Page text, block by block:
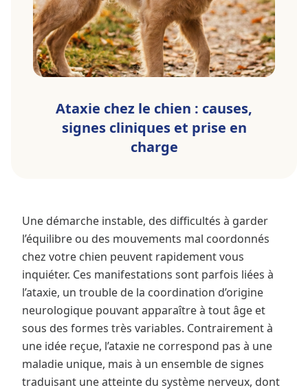
Ataxie chez le chien : causes,
signes cliniques et prise en
charge
Une démarche instable, des difficultés à garder
l’équilibre ou des mouvements mal coordonnés
chez votre chien peuvent rapidement vous
inquiéter. Ces manifestations sont parfois liées à
l’ataxie, un trouble de la coordination d’origine
neurologique pouvant apparaître à tout âge et
sous des formes très variables. Contrairement à
une idée reçue, l’ataxie ne correspond pas à une
maladie unique, mais à un ensemble de signes
traduisant une atteinte du système nerveux, dont